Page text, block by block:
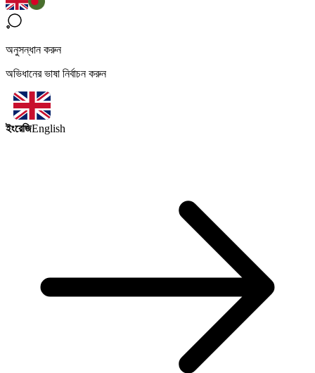
অনুসন্ধান করুন
অভিধানের ভাষা নির্বাচন করুন
ইংরেজিEnglish